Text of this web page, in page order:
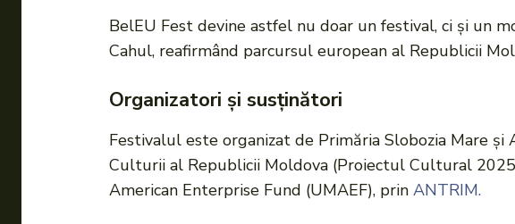
BelEU Fest devine astfel nu doar un festival, ci și un
Cahul, reafirmând parcursul european al Republicii
Organizatori și susținători
Festivalul este organizat de Primăria Slobozia Mare și
Culturii al Republicii Moldova (Proiectul Cultural
American Enterprise Fund (UMAEF), prin ANTRIM.